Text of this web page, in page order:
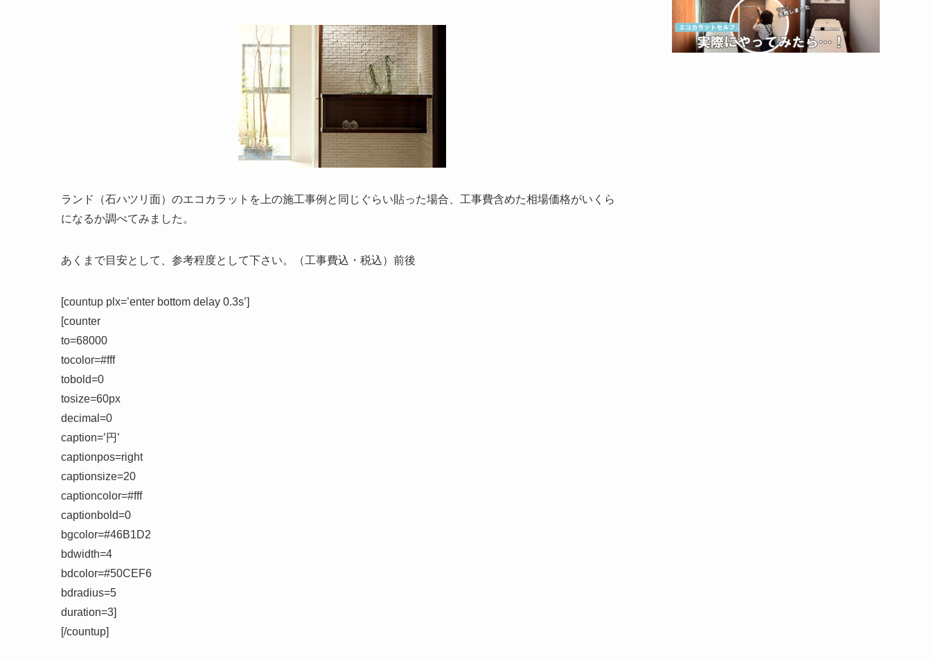
ランド（石ハツリ面）のエコカラットを上の施工事例と同じぐらい貼った場合、工事費含めた相場価格がいくら
になるか調べてみました。
あくまで目安として、参考程度として下さい。（工事費込・税込）前後
[countup plx=’enter bottom delay 0.3s’]
[counter
to=68000
tocolor=#fff
tobold=0
tosize=60px
decimal=0
caption=’円’
captionpos=right
captionsize=20
captioncolor=#fff
captionbold=0
bgcolor=#46B1D2
bdwidth=4
bdcolor=#50CEF6
bdradius=5
duration=3]
[/countup]